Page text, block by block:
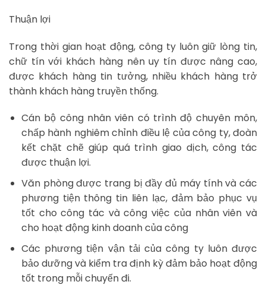
Thuận lợi
Trong thời gian hoạt động, công ty luôn giữ lòng tin,
chữ tín với khách hàng nên uy tín được nâng cao,
được khách hàng tin tưởng, nhiều khách hàng trở
thành khách hàng truyền thống.
Cán bộ công nhân viên có trình độ chuyên môn,
chấp hành nghiêm chỉnh điều lệ của công ty, đoàn
kết chặt chẽ giúp quá trình giao dịch, công tác
được thuận lợi.
Văn phòng được trang bị đầy đủ máy tính và các
phương tiện thông tin liên lạc, đảm bảo phục vụ
tốt cho công tác và công việc của nhân viên và
cho hoạt động kinh doanh của công
Các phương tiện vận tải của công ty luôn được
bảo dưỡng và kiểm tra định kỳ đảm bảo hoạt động
tốt trong mỗi chuyến đi.